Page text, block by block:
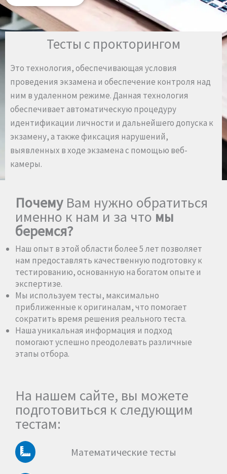
Тесты с прокторингом
Это технология, обеспечивающая условия
проведения экзамена и обеспечение контроля над
ним в удаленном режиме. Данная технология
обеспечивает автоматическую процедуру
идентификации личности и дальнейшего допуска к
экзамену, а также фиксация нарушений,
выявленных в ходе экзамена с помощью веб-
камеры.
Почему Вам нужно обратиться
именно к нам и за чтомы
беремся?
Наш опыт в этой области более 5 лет позволяет
нам предоставлять качественную подготовку к
тестированию, основанную на богатом опыте и
экспертизе.
Мы используем тесты, максимально
приближенные к оригиналам, что помогает
сократить время решения реального теста.
Наша уникальная информация и подход
помогают успешно преодолевать различные
этапы отбора.
На нашем сайте, вы можете
подготовиться к следующим
тестам:
Математические тесты